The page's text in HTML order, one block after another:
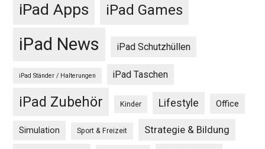
iPad Apps iPad Games
iPad News iPad Schutzhüllen
iPad Ständer / Halterungen iPad Taschen
iPad Zubehör Kinder Lifestyle Office
Simulation Sport & Freizeit Strategie & Bildung